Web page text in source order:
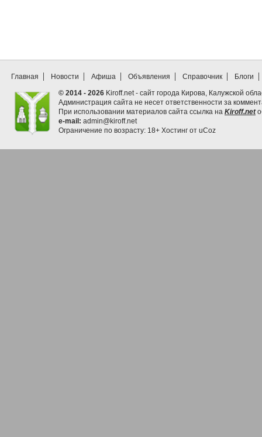
Главная Новости Афиша Объявления Справочник
Блоги
© 2014 - 2026 Kiroff.net - сайт города Кирова, Калужской
Администрация сайта не несет ответственности за
При использовании материалов сайта ссылка на Kiroff.net
e-mail: admin@kiroff.net
Ограничение по возрасту: 18+ Хостинг от uCoz